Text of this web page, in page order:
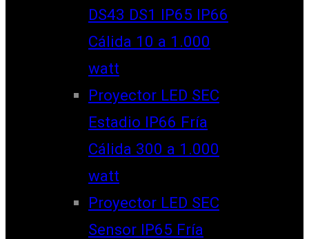
DS43 DS1 IP65 IP66
Cálida 10 a 1.000
watt
Proyector LED SEC
Estadio IP66 Fría
Cálida 300 a 1.000
watt
Proyector LED SEC
Sensor IP65 Fría